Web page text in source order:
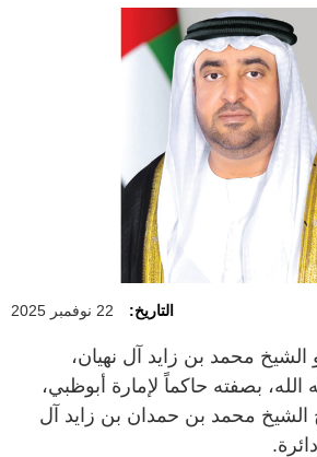
التاريخ: 22 نوفمبر 2025
محمد بن زايد آل نهيان،
بصفته حاكماً لإمارة أبوظبي،
الشيخ محمد بن حمدان بن زايد آل